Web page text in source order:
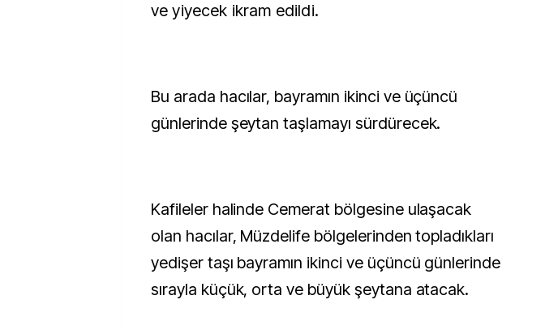
ve yiyecek ikram edildi.
Bu arada hacılar, bayramın ikinci ve üçüncü
günlerinde şeytan taşlamayı sürdürecek.
Kafileler halinde Cemerat bölgesine ulaşacak
olan hacılar, Müzdelife bölgelerinden topladıkları
yedişer taşı bayramın ikinci ve üçüncü günlerinde
sırayla küçük, orta ve büyük şeytana atacak.